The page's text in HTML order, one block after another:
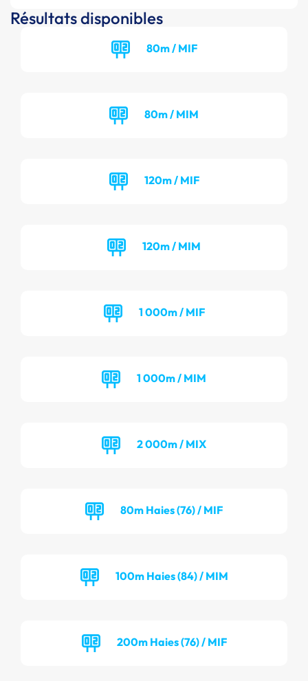
Résultats disponibles
80m / MIF
80m / MIM
120m / MIF
120m / MIM
1 000m / MIF
1 000m / MIM
2 000m / MIX
80m Haies (76) / MIF
100m Haies (84) / MIM
200m Haies (76) / MIF